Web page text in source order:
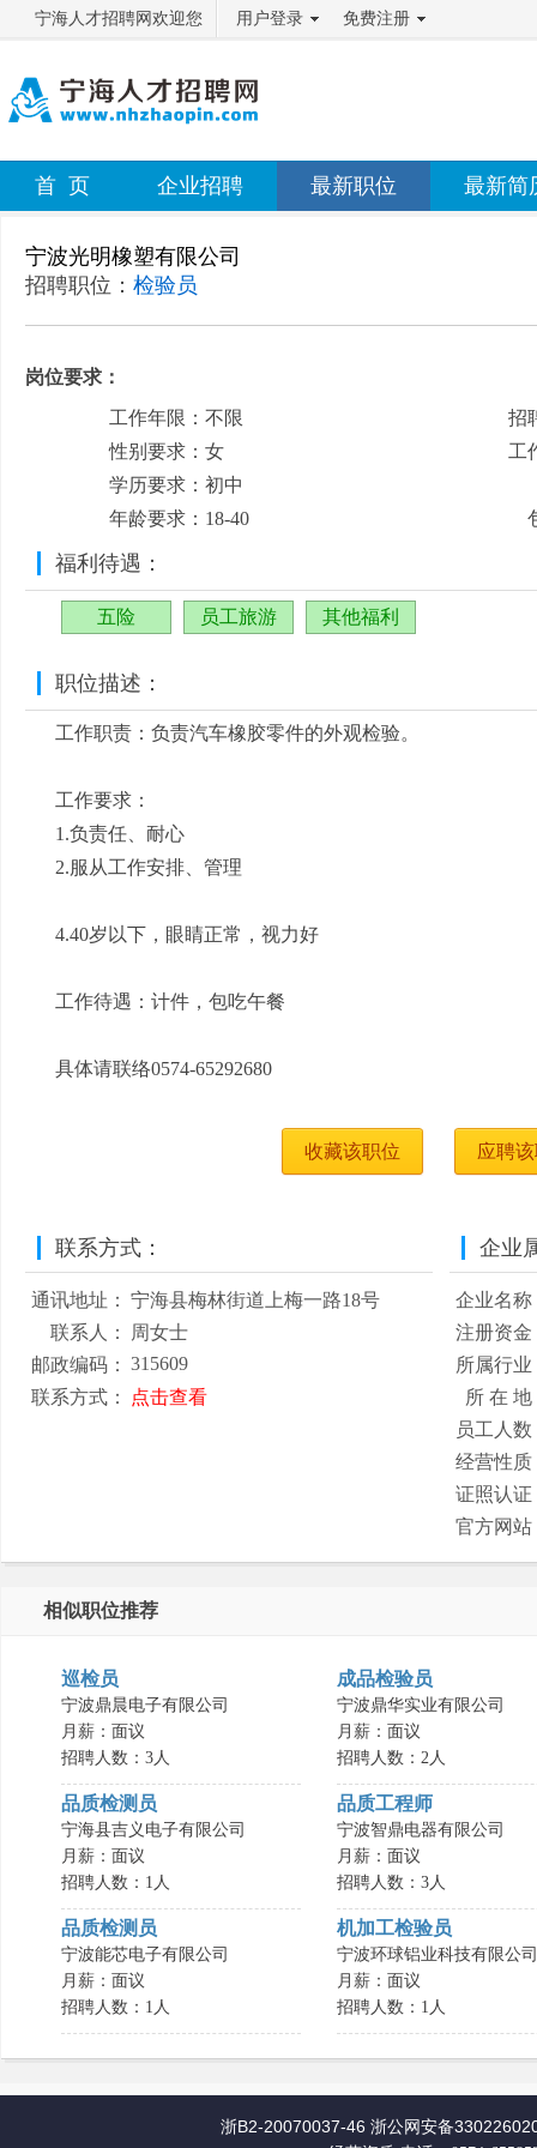
宁海人才招聘网欢迎您 用户登录 免费注册
首 页 企业招聘 最新职位 最新简
宁波光明橡塑有限公司
招聘职位： 检验员
岗位要求：
工作年限：不限
性别要求：女
学历要求：初中
年龄要求：18-40
招
工
福利待遇：
五险 员工旅游 其他福利
职位描述：
工作职责：负责汽车橡胶零件的外观检验。
工作要求：
1.负责任、耐心
2.服从工作安排、管理
4.40岁以下，眼睛正常，视力好
工作待遇：计件，包吃午餐
具体请联络0574-65292680
收藏该职位 应聘
联系方式：
通讯地址：
宁海县梅林街道上梅一路18号
联系人：
周女士
邮政编码：
315609
联系方式：
点击查看
企业
企业名称
注册资金
所属行业
所 在 地
员工人数
经营性质
证照认证
官方网站
相似职位推荐
巡检员
宁波鼎晨电子有限公司
月薪：面议
招聘人数：3人
成品检验员
宁波鼎华实业有限公司
月薪：面议
招聘人数：2人
品质检测员
宁海县吉义电子有限公司
月薪：面议
招聘人数：1人
品质工程师
宁波智鼎电器有限公司
月薪：面议
招聘人数：3人
品质检测员
宁波能芯电子有限公司
月薪：面议
招聘人数：1人
机加工检验员
宁波环球铝业科技有限公司
月薪：面议
招聘人数：1人
浙B2-20070037-46 浙公网安备